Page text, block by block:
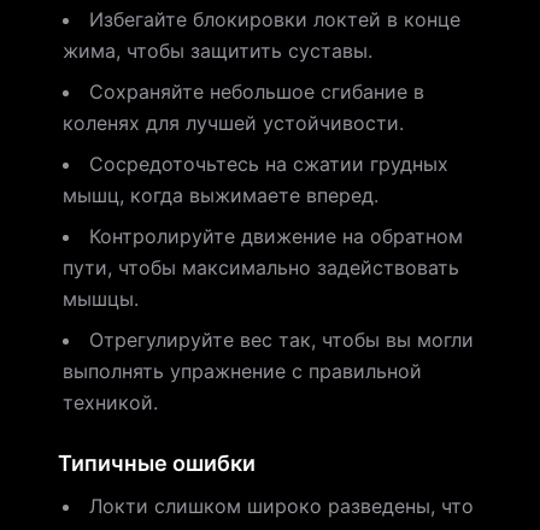
Избегайте блокировки локтей в конце
жима, чтобы защитить суставы.
Сохраняйте небольшое сгибание в
коленях для лучшей устойчивости.
Сосредоточьтесь на сжатии грудных
мышц, когда выжимаете вперед.
Контролируйте движение на обратном
пути, чтобы максимально задействовать
мышцы.
Отрегулируйте вес так, чтобы вы могли
выполнять упражнение с правильной
техникой.
Типичные ошибки
Локти слишком широко разведены, что